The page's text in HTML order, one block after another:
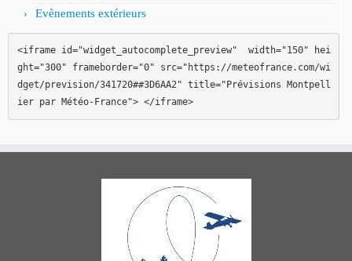
Evènements extérieurs
<iframe id="widget_autocomplete_preview"  width="150" hei
ght="300" frameborder="0" src="https://meteofrance.com/wi
dget/prevision/341720##3D6AA2" title="Prévisions Montpell
ier par Météo-France"> </iframe>